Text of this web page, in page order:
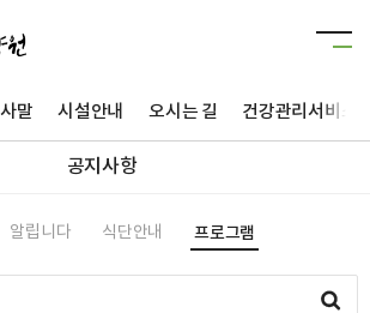
말 시설안내 오시는 길 건강관리서비스
공지사항
알립니다 식단안내 프로그램